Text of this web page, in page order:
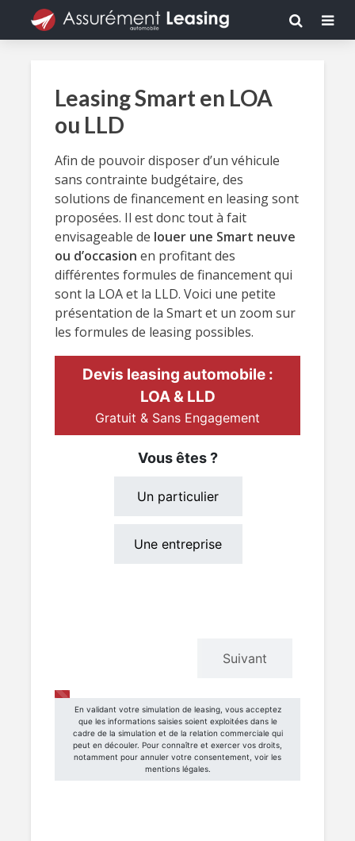
Leasing Smart en LOA
ou LLD
Afin de pouvoir disposer d’un véhicule
sans contrainte budgétaire, des
solutions de financement en leasing sont
proposées. Il est donc tout à fait
envisageable de louer une Smart neuve
ou d’occasion en profitant des
différentes formules de financement qui
sont la LOA et la LLD. Voici une petite
présentation de la Smart et un zoom sur
les formules de leasing possibles.